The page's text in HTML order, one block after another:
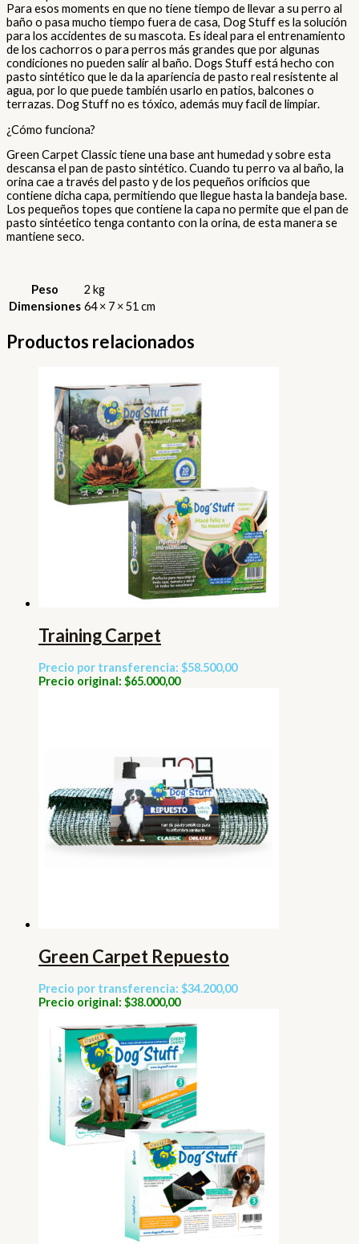
Para esos moments en que no tiene tiempo de llevar a su perro al
baño o pasa mucho tiempo fuera de casa, Dog Stuff es la solución
para los accidentes de su mascota. Es ideal para el entrenamiento
de los cachorros o para perros más grandes que por algunas
condiciones no pueden salir al baño. Dogs Stuff está hecho con
pasto sintético que le da la apariencia de pasto real resistente al
agua, por lo que puede también usarlo en patios, balcones o
terrazas. Dog Stuff no es tóxico, además muy facil de limpiar.
¿Cómo funciona?
Green Carpet Classic tiene una base ant humedad y sobre esta
descansa el pan de pasto sintético. Cuando tu perro va al baño, la
orina cae a través del pasto y de los pequeños orificios que
contiene dicha capa, permitiendo que llegue hasta la bandeja base.
Los pequeños topes que contiene la capa no permite que el pan de
pasto sintéetico tenga contanto con la orina, de esta manera se
mantiene seco.
Peso
2 kg
Dimensiones 64 × 7 × 51 cm
Productos relacionados
Training Carpet
Precio por transferencia: $58.500,00
Precio original: $65.000,00
Green Carpet Repuesto
Precio por transferencia: $34.200,00
Precio original: $38.000,00